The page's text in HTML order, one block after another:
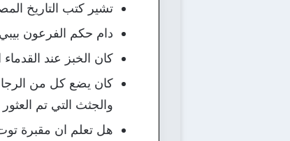
تشير كتب التاريخ
دام حكم الفرعون بيبي الثاني ( نفر كارع) في
كان الخبز عند
كان يضع كل من
والجثث التي تم